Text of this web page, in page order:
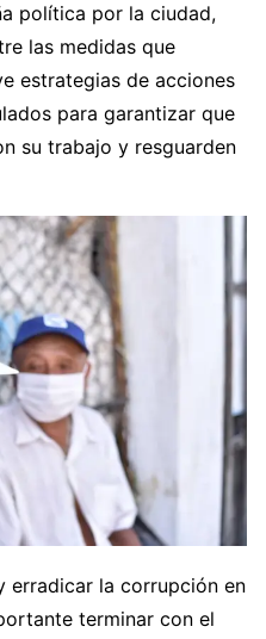
política por la ciudad,
las medidas que
estrategias de acciones
para garantizar que
su trabajo y resguarden
erradicar la corrupción en
terminar con el